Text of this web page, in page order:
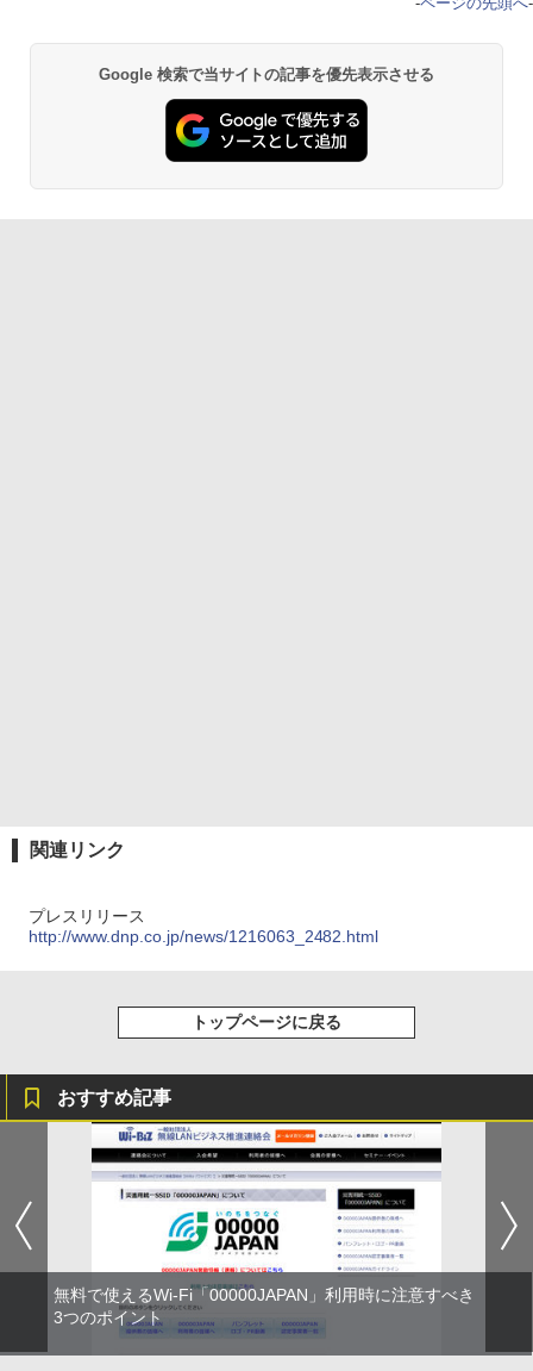
Google 検索で当サイトの記事を優先表示させる
関連リンク
プレスリリース
http://www.dnp.co.jp/news/1216063_2482.html
トップページに戻る
おすすめ記事
無料で使えるWi-Fi「00000JAPAN」利用時に注意すべき
3つのポイント